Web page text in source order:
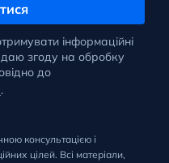
інформаційні
згоду на обробку
до
.
консультацією і
цілей. Всі матеріали,